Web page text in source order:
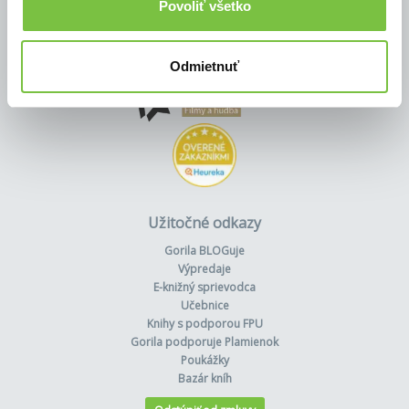
Povoliť všetko
Odmietnuť
Užitočné odkazy
Gorila BLOGuje
Výpredaje
E-knižný sprievodca
Učebnice
Knihy s podporou FPU
Gorila podporuje Plamienok
Poukážky
Bazár kníh